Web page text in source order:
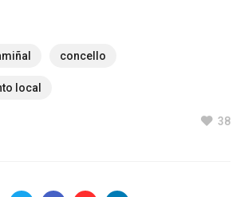
concello
local
38